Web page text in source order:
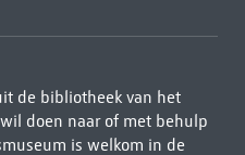
de bibliotheek van het
doen naar of met behulp
is welkom in de